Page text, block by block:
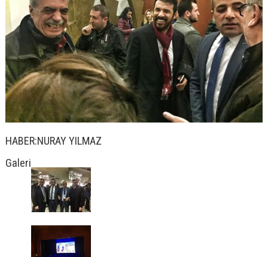
HABER:NURAY YILMAZ
Galeri